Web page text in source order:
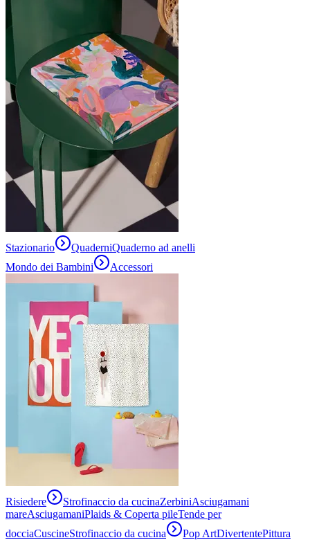
Stazionario QuaderniQuaderno ad anelli
Mondo dei Bambini
Accessori
Risiedere Strofinaccio da cucinaZerbiniAsciugamani
mareAsciugamaniPlaids & Coperta pileTende per
docciaCuscineStrofinaccio da cucina Pop ArtDivertentePittura